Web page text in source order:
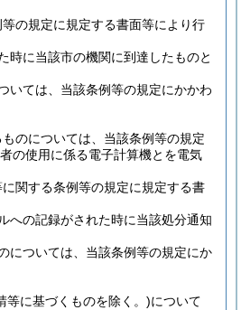
の規定に規定する書面等により行
時に当該市の機関に到達したものと
いては、当該条例等の規定にかかわ
のについては、当該条例等の規定
の使用に係る電子計算機とを電気
関する条例等の規定に規定する書
への記録がされた時に当該処分通知
については、当該条例等の規定にか
等に基づくものを除く。)について